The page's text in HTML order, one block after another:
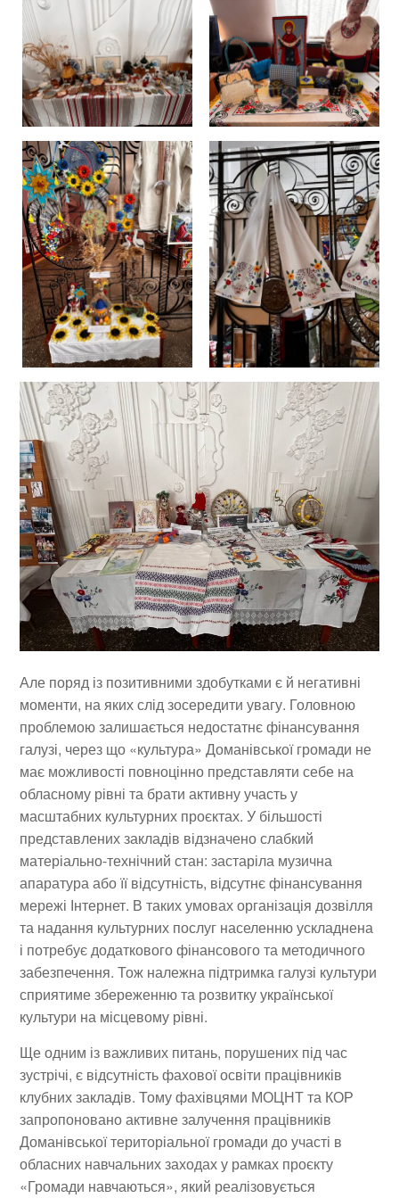
Але поряд із позитивними здобутками є й негативні
моменти, на яких слід зосередити увагу. Головною
проблемою залишається недостатнє фінансування
галузі, через що «культура» Доманівської громади не
має можливості повноцінно представляти себе на
обласному рівні та брати активну участь у
масштабних культурних проєктах. У більшості
представлених закладів відзначено слабкий
матеріально-технічний стан: застаріла музична
апаратура або її відсутність, відсутнє фінансування
мережі Інтернет. В таких умовах організація дозвілля
та надання культурних послуг населенню ускладнена
і потребує додаткового фінансового та методичного
забезпечення. Тож належна підтримка галузі культури
сприятиме збереженню та розвитку української
культури на місцевому рівні.
Ще одним із важливих питань, порушених під час
зустрічі, є відсутність фахової освіти працівників
клубних закладів. Тому фахівцями МОЦНТ та КОР
запропоновано активне залучення працівників
Доманівської територіальної громади до участі в
обласних навчальних заходах у рамках проєкту
«Громади навчаються», який реалізовується